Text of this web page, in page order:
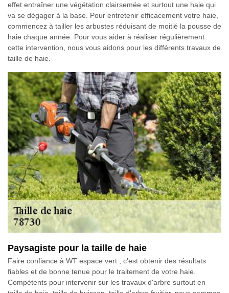
effet entraîner une végétation clairsemée et surtout une haie qui
va se dégager à la base. Pour entretenir efficacement votre haie,
commencez à tailler les arbustes réduisant de moitié la pousse de
haie chaque année. Pour vous aider à réaliser régulièrement
cette intervention, nous vous aidons pour les différents travaux de
taille de haie.
Paysagiste pour la taille de haie
Faire confiance à WT espace vert , c'est obtenir des résultats
fiables et de bonne tenue pour le traitement de votre haie.
Compétents pour intervenir sur les travaux d'arbre surtout en